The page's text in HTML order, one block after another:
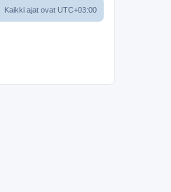
Kaikki ajat ovat UTC+03:00